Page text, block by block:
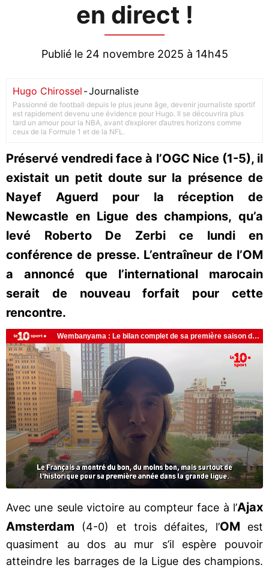
en direct !
Publié le 24 novembre 2025 à 14h45
Hugo Chirossel -Journaliste
Passionné de football depuis le plus jeune âge, devenir journaliste sportif
est rapidement devenu une évidence pour Hugo. Il se découvrira plus
tard un amour pour la NBA, avant d’explorer d’autres horizons comme
ceux de la Formule 1 et de la NFL.
Préservé vendredi face à l’OGC Nice (1-5), il
existait un petit doute sur la présence de
Nayef Aguerd pour la réception de
Newcastle en Ligue des champions, qu’a
levé Roberto De Zerbi ce lundi en
conférence de presse. L’entraîneur de l’OM
a annoncé que l’international marocain
serait de nouveau forfait pour cette
rencontre.
Avec une seule victoire au compteur face à l’Ajax
Amsterdam (4-0) et trois défaites, l’OM est
quasiment au dos au mur s’il espère pouvoir
atteindre les barrages de la Ligue des champions.